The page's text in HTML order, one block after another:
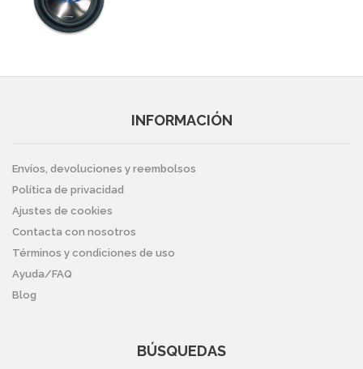
INFORMACIÓN
Envíos, devoluciones y reembolsos
Política de privacidad
Ajustes de cookies
Contacta con nosotros
Términos y condiciones de uso
Ayuda/FAQ
Blog
BÚSQUEDAS